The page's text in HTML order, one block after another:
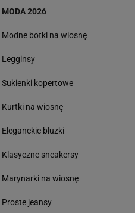
MODA 2026
Modne botki na wiosnę
Legginsy
Sukienki kopertowe
Kurtki na wiosnę
Eleganckie bluzki
Klasyczne sneakersy
Marynarki na wiosnę
Proste jeansy